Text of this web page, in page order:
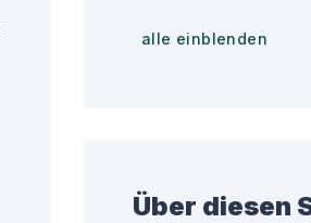
alle einblenden
Über diesen